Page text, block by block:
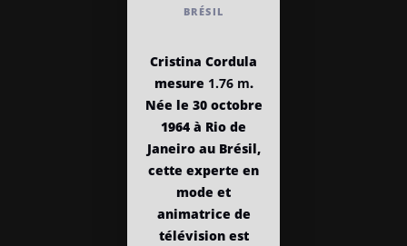
BRÉSIL
Cristina Cordula
mesure 1.76 m.
Née le 30 octobre
1964 à Rio de
Janeiro au Brésil,
cette experte en
mode et
animatrice de
télévision est